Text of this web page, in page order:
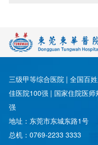
三级甲等综合医院 | 全国百
佳医院100强 | 国家住院医
强
地址：东莞市东城东路1号
总机：0769-2233 3333